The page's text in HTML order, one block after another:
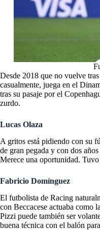
Desde 2018 que no vuelve
casualmente, juega en el
tras su pasaje por el
zurdo.
Lucas Olaza
A gritos está pidiendo con su
de gran pegada y con dos
Merece una oportunidad.
Fabricio Domínguez
El futbolista de Racing
con Beccacese actuaba como
Pizzi puede también ser
buena técnica con el balón